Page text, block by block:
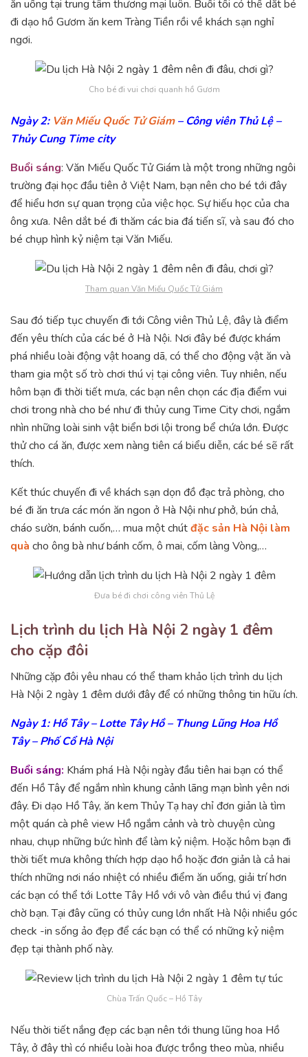
ăn uống tại trung tâm thương mại luôn. Buổi tối có thể dắt bé
đi dạo hồ Gươm ăn kem Tràng Tiền rồi về khách sạn nghỉ
ngơi.
Cho bé đi vui chơi quanh hồ Gươm
Ngày 2: Văn Miếu Quốc Tử Giám– Công viên Thủ Lệ –
Thủy Cung Time city
Buổi sáng: Văn Miếu Quốc Tử Giám là một trong những ngôi
trường đại học đầu tiên ở Việt Nam, bạn nên cho bé tới đây
để hiểu hơn sự quan trọng của việc học. Sự hiếu học của cha
ông xưa. Nên dắt bé đi thăm các bia đá tiến sĩ, và sau đó cho
bé chụp hình kỷ niệm tại Văn Miếu.
Tham quan Văn Miếu Quốc Tử Giám
Sau đó tiếp tục chuyến đi tới Công viên Thủ Lệ, đây là điểm
đến yêu thích của các bé ở Hà Nội. Nơi đây bé được khám
phá nhiều loài động vật hoang dã, có thể cho động vật ăn và
tham gia một số trò chơi thú vị tại công viên. Tuy nhiên, nếu
hôm bạn đi thời tiết mưa, các bạn nên chọn các địa điểm vui
chơi trong nhà cho bé như đi thủy cung Time City chơi, ngắm
nhìn những loài sinh vật biển bơi lội trong bể chứa lớn. Được
thử cho cá ăn, được xem nàng tiên cá biểu diễn, các bé sẽ rất
thích.
Kết thúc chuyến đi về khách sạn dọn đồ đạc trả phòng, cho
bé đi ăn trưa các món ăn ngon ở Hà Nội như phở, bún chả,
cháo sườn, bánh cuốn,… mua một chútđặc sản Hà Nội làm
quà cho ông bà như bánh cốm, ô mai, cốm làng Vòng,…
Đưa bé đi chơi công viên Thủ Lệ
Lịch trình du lịch Hà Nội 2 ngày 1 đêm
cho cặp đôi
Những cặp đôi yêu nhau có thể tham khảo lịch trình du lịch
Hà Nội 2 ngày 1 đêm dưới đây để có những thông tin hữu ích.
Ngày 1: Hồ Tây – Lotte Tây Hồ – Thung Lũng Hoa Hồ
Tây – Phố Cổ Hà Nội
Buổi sáng: Khám phá Hà Nội ngày đầu tiên hai bạn có thể
đến Hồ Tây để ngắm nhìn khung cảnh lãng mạn bình yên nơi
đây. Đi dạo Hồ Tây, ăn kem Thủy Tạ hay chỉ đơn giản là tìm
một quán cà phê view Hồ ngắm cảnh và trò chuyện cùng
nhau, chụp những bức hình để làm kỷ niệm. Hoặc hôm bạn đi
thời tiết mưa không thích hợp dạo hồ hoặc đơn giản là cả hai
thích những nơi náo nhiệt có nhiều điểm ăn uống, giải trí hơn
các bạn có thể tới Lotte Tây Hồ với vô vàn điều thú vị đang
chờ bạn. Tại đây cũng có thủy cung lớn nhất Hà Nội nhiều góc
check -in sống ảo đẹp để các bạn có thể có những kỷ niệm
đẹp tại thành phố này.
Chùa Trấn Quốc – Hồ Tây
Nếu thời tiết nắng đẹp các bạn nên tới thung lũng hoa Hồ
Tây, ở đây thì có nhiều loài hoa được trồng theo mùa, nhiều